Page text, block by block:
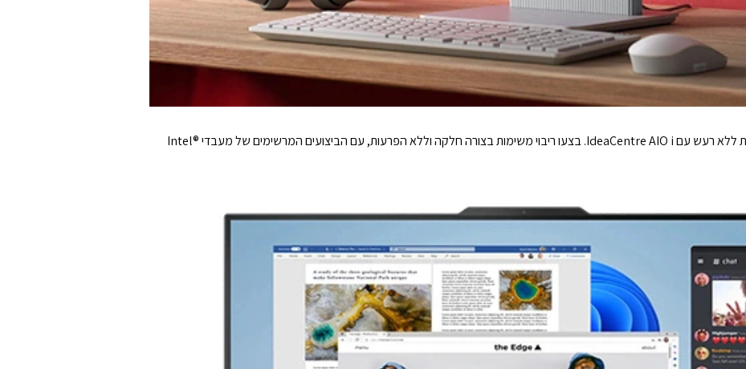
בין אם עובדים או עורכים, חוו תפוקה מקסימלית ללא רעש עם IdeaCentre AIO i. בצעו ריבוי משימות בצורה חלקה וללא הפרעות, עם הביצועים המרשימים של מעבדי Intel®